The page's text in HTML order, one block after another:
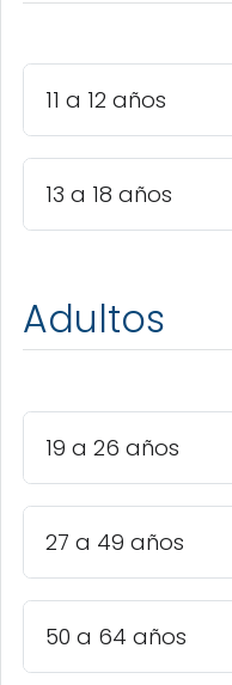
11 a 12 años
13 a 18 años
Adultos
19 a 26 años
27 a 49 años
50 a 64 años